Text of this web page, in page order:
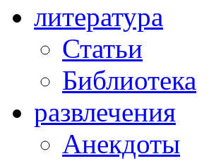
литература
Статьи
Библиотека
развлечения
Анекдоты